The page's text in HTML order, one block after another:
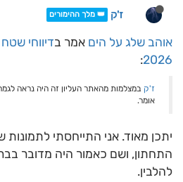
ז'ק 👑 מלך ההימורים
אוהב שלג על הים אמר ב
2026
:
ז'ק במצלמות מהאתר העליון זה היה נראה
אומר.
יתכן מאוד. אני התייחסתי
התחתון, ושם כאמור היה מדובר
להלבין.